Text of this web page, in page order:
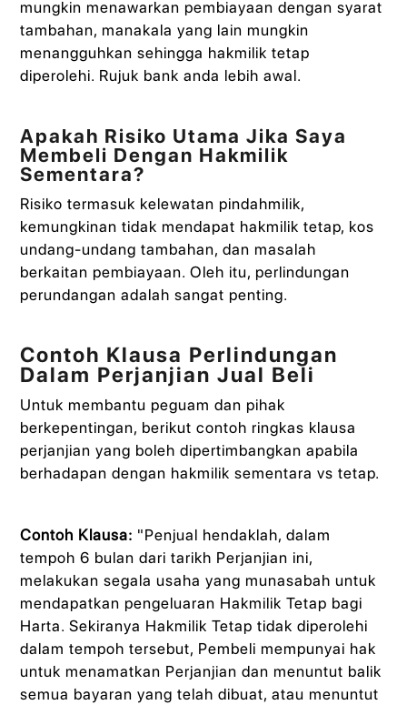
mungkin menawarkan pembiayaan dengan syarat
tambahan, manakala yang lain mungkin
menangguhkan sehingga hakmilik tetap
diperolehi. Rujuk bank anda lebih awal.
Apakah Risiko Utama Jika Saya
Membeli Dengan Hakmilik
Sementara?
Risiko termasuk kelewatan pindahmilik,
kemungkinan tidak mendapat hakmilik tetap, kos
undang-undang tambahan, dan masalah
berkaitan pembiayaan. Oleh itu, perlindungan
perundangan adalah sangat penting.
Contoh Klausa Perlindungan
Dalam Perjanjian Jual Beli
Untuk membantu peguam dan pihak
berkepentingan, berikut contoh ringkas klausa
perjanjian yang boleh dipertimbangkan apabila
berhadapan dengan hakmilik sementara vs tetap.
Contoh Klausa: "Penjual hendaklah, dalam
tempoh 6 bulan dari tarikh Perjanjian ini,
melakukan segala usaha yang munasabah untuk
mendapatkan pengeluaran Hakmilik Tetap bagi
Harta. Sekiranya Hakmilik Tetap tidak diperolehi
dalam tempoh tersebut, Pembeli mempunyai hak
untuk menamatkan Perjanjian dan menuntut balik
semua bayaran yang telah dibuat, atau menuntut